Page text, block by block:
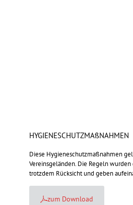
HYGIENESCHUTZMAßNAHMEN
Diese Hygieneschutzmaßnahmen
Vereinsgeländen. Die Regeln
trotzdem Rücksicht und geben
zum Download